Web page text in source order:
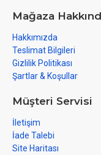
Mağaza
Hakkımızda
Teslimat Bilgileri
Gizlilik Politikası
Şartlar & Koşullar
Müşteri Servisi
İletişim
İade Talebi
Site Haritası